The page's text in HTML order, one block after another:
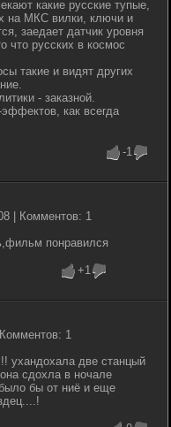
какие русские тупые,
на МКС вилки, ключи и
заедает датчик уровня
что русских в космос
такие и видят других
- заказной.
как всегда
-1
| Комментов: 1
понравился
+1
1
ухандохала две станцый
сдохла в ночале
бы от ниё и еще